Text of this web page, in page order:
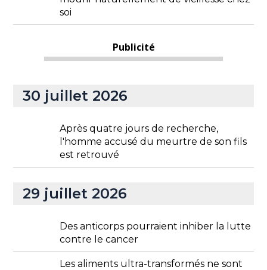
soi
Publicité
30 juillet 2026
Après quatre jours de recherche,
l'homme accusé du meurtre de son fils
est retrouvé
29 juillet 2026
Des anticorps pourraient inhiber la lutte
contre le cancer
Les aliments ultra-transformés ne sont